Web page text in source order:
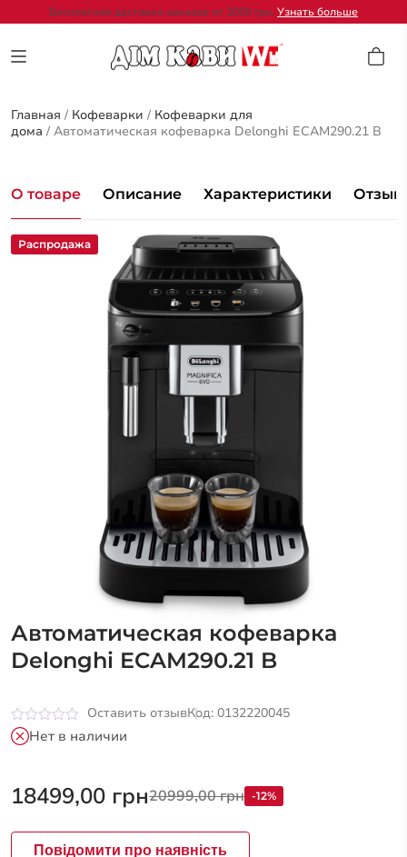
Бесплатная доставка заказов от 2000 грн. Узнать больше
Главная / Кофеварки / Кофеварки для
дома / Автоматическая кофеварка Delonghi ECAM290.21 B
О товаре Описание Характеристики
Распродажа
Автоматическая кофеварка
Delonghi ECAM290.21 B
Оценка
0
Оставить отзывКод: 0132220045
Нет в наличии
18499,00 грн20999,00грн -12%
Повідомити про наявність